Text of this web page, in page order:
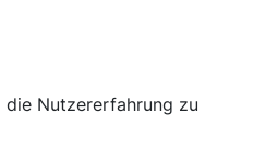
die Nutzererfahrung zu